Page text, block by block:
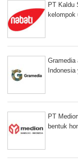
PT Kaldu
kelompok
Gramedia
Indonesia
PT
bentuk